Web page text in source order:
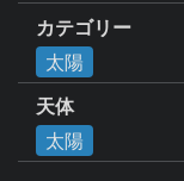
カテゴリー
太陽
天体
太陽